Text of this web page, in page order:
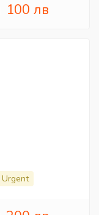
100 лв
Urgent